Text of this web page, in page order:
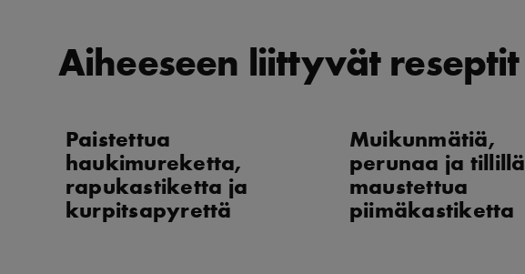
Aiheeseen liittyvät reseptit
Paistettua
haukimureketta,
rapukastiketta ja
kurpitsapyrettä
Muikunmätiä,
perunaa ja tillillä
maustettua
piimäkastiketta